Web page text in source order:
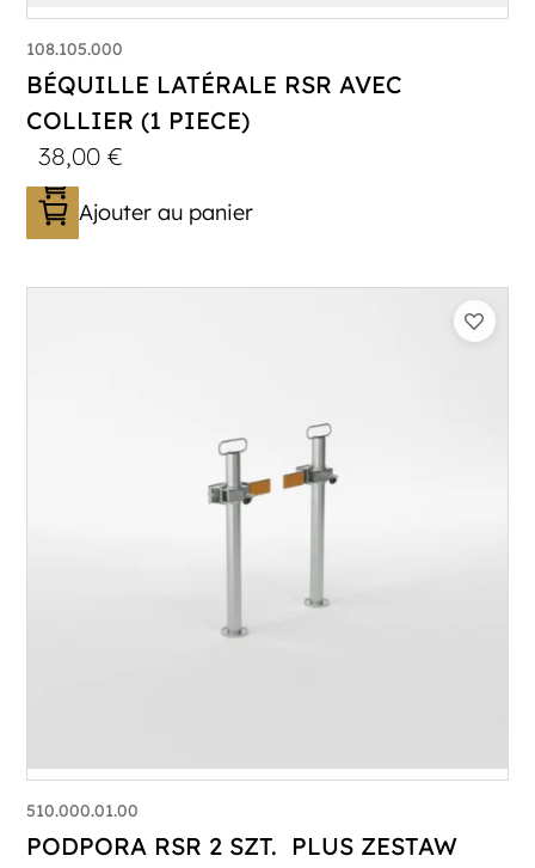
108.105.000
BÉQUILLE LATÉRALE RSR AVEC
COLLIER (1 PIECE)
38,00€
Ajouter au panier
510.000.01.00
PODPORA RSR 2 SZT. PLUS ZESTAW